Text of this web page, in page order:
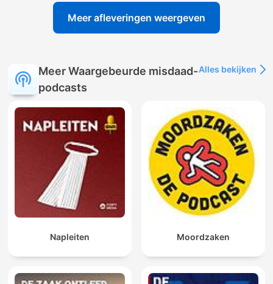
Meer afleveringen weergeven
Meer Waargebeurde misdaad-
podcasts
Alles bekijken
Napleiten Moordzaken